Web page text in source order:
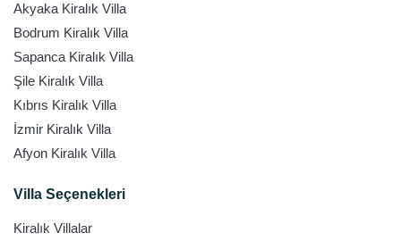
Akyaka Kiralık Villa
Bodrum Kiralık Villa
Sapanca Kiralık Villa
Şile Kiralık Villa
Kıbrıs Kiralık Villa
İzmir Kiralık Villa
Afyon Kiralık Villa
Villa Seçenekleri
Kiralık Villalar